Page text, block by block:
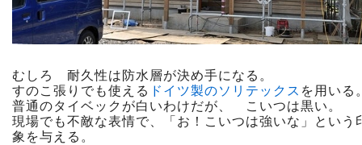
むしろ 耐久性は防水層が決め手になる。
すのこ張りでも使える ドイツ製のソリテックス を用いる
普通のタイベックが白いわけだが、 こいつは黒い。
現場でも不敵な表情で、「お！こいつは強いな」という
象を与える。